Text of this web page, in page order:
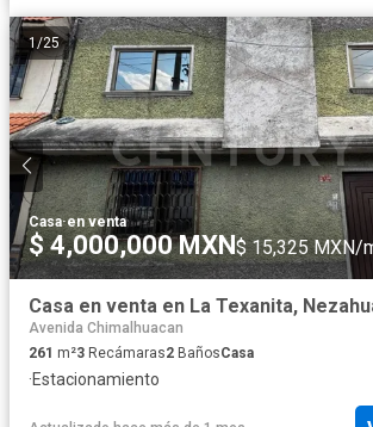
1/25
Casa·en venta
$ 4,000,000 MXN$ 15,325 MXN/
Avenida Chimalhuacan
261 m²3 Recámaras2 BañosCasa
·Estacionamiento